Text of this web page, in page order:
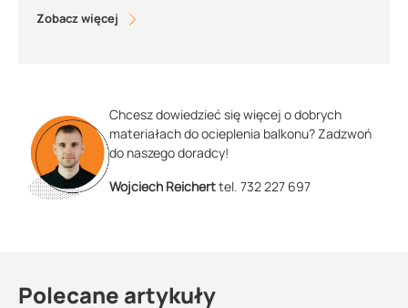
Zobacz więcej
Chcesz dowiedzieć się więcej o dobrych
materiałach do ocieplenia balkonu? Zadzwoń
do naszego doradcy!
Wojciech Reicherttel. 732 227 697
Polecane artykuły